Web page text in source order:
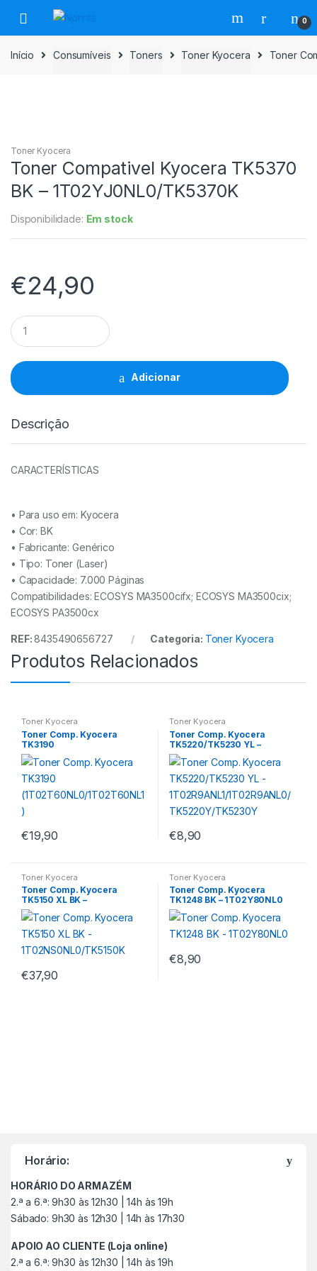
para
navegação
para
o
conteúdo
0
Início Consumíveis Toners Toner Kyocera Toner
Toner Kyocera
Toner Compativel Kyocera TK5370
BK – 1T02YJ0NL0/TK5370K
Disponibilidade: Em stock
€24,90
Toner
Compativel
Kyocera
TK5370
BK
-
1T02YJ0NL0/TK5370K
Adicionar
Descrição
CARACTERÍSTICAS
• Para uso em: Kyocera
• Cor: BK
• Fabricante:Genérico
• Tipo: Toner (Laser)
• Capacidade: 7.000 Páginas
Compatibilidades: ECOSYS MA3500cifx; ECOSYS MA3500cix;
ECOSYS PA3500cx
REF:8435490656727 Categoria: Toner Kyocera
Produtos Relacionados
Toner Kyocera
Toner Comp. Kyocera
TK3190
(1T02T60NL0/1T02T60NL1)
€19,90
Toner Kyocera
Toner Comp. Kyocera
TK5220/TK5230 YL –
1T02R9ANL1/1T02R9ANL0/T
K5220Y/TK5230Y
€8,90
Toner Kyocera
Toner Comp. Kyocera
TK5150 XL BK –
1T02NS0NL0/TK5150K
€37,90
Toner Kyocera
Toner Comp. Kyocera
TK1248 BK – 1T02Y80NL0
€8,90
Horário:
HORÁRIO DO ARMAZÉM
2.ª a 6.ª: 9h30 às 12h30 | 14h às 19h
Sábado: 9h30 às 12h30 | 14h às 17h30
APOIO AO CLIENTE (Loja online)
2.ª a 6.ª: 9h30 às 12h30 | 14h às 19h